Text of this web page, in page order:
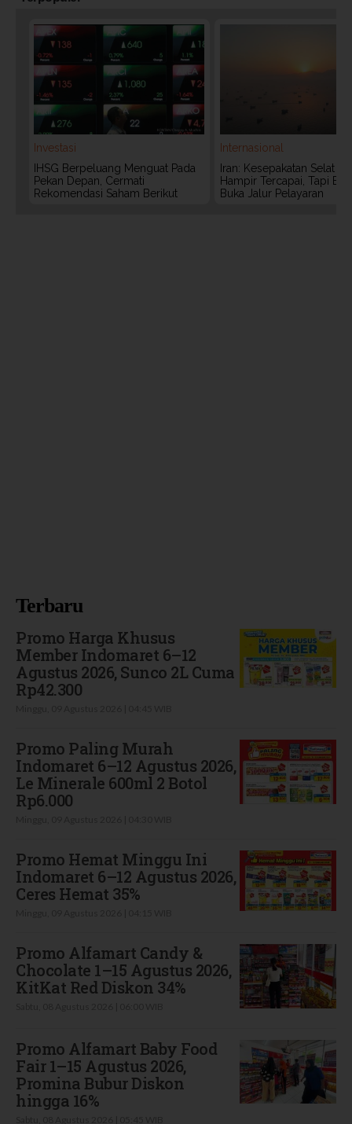
Investasi
IHSG Berpeluang Menguat Pada
Pekan Depan, Cermati
Rekomendasi Saham Berikut
Internasional
Iran: Kesepakatan Selat
Hampir Tercapai, Tapi
Buka Jalur Pelayaran
Terbaru
Promo Harga Khusus
Member Indomaret 6–12
Agustus 2026, Sunco 2L Cuma
Rp42.300
Promo Paling Murah
Indomaret 6–12 Agustus 2026,
Le Minerale 600ml 2 Botol
Rp6.000
Promo Hemat Minggu Ini
Indomaret 6–12 Agustus 2026,
Ceres Hemat 35%
Promo Alfamart Candy &
Chocolate 1–15 Agustus 2026,
KitKat Red Diskon 34%
Promo Alfamart Baby Food
Fair 1–15 Agustus 2026,
Promina Bubur Diskon
hingga 16%